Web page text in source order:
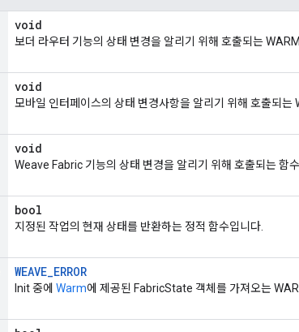
void
보더 라우터 기능의 상태 변경을 알리기 위해 호출되는
void
모바일 인터페이스의 상태 변경사항을 알리기 위해 호출되는
void
Weave Fabric 기능의 상태 변경을 알리기 위해 호출되는 함
bool
지정된 작업의 현재 상태를 반환하는 정적 함수입니다.
WEAVE_ERROR
Init 중에 Warm에 제공된 FabricState 객체를 가져오는